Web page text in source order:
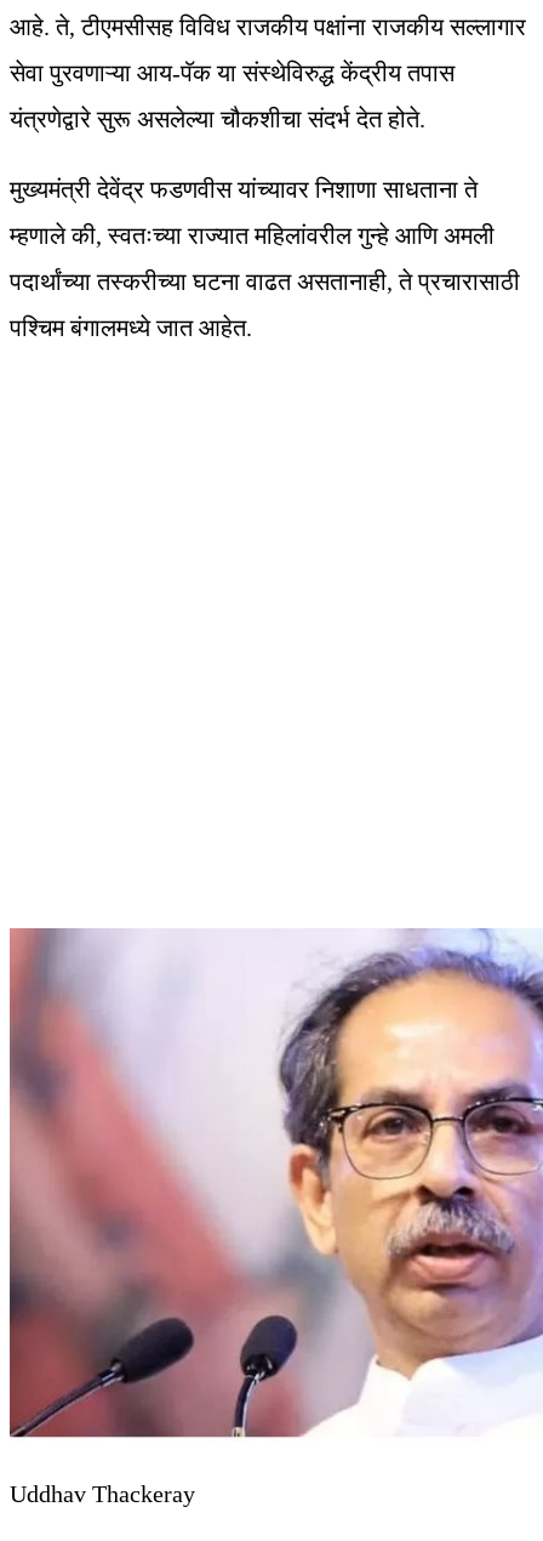
आहे. ते, टीएमसीसह विविध राजकीय पक्षांना राजकीय सल्लागार
सेवा पुरवणाऱ्या आय-पॅक या संस्थेविरुद्ध केंद्रीय तपास
यंत्रणेद्वारे सुरू असलेल्या चौकशीचा संदर्भ देत होते.
मुख्यमंत्री देवेंद्र फडणवीस यांच्यावर निशाणा साधताना ते
म्हणाले की, स्वतःच्या राज्यात महिलांवरील गुन्हे आणि अमली
पदार्थांच्या तस्करीच्या घटना वाढत असतानाही, ते प्रचारासाठी
पश्चिम बंगालमध्ये जात आहेत.
Uddhav Thackeray